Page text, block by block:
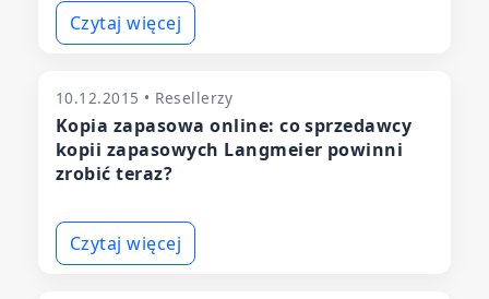
Czytaj więcej
10.12.2015 • Resellerzy
Kopia zapasowa online: co sprzedawcy
kopii zapasowych Langmeier powinni
zrobić teraz?
Czytaj więcej